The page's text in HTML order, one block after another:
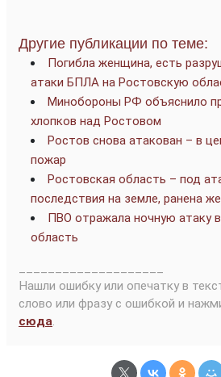
Другие публикации по теме:
Погибла женщина, есть
атаки БПЛА на Ростовскую
Минобороны РФ объяснило
хлопков над Ростовом
Ростов снова атакован – в
пожар
Ростовская область – под
последствия на земле, ранена
ПВО отражала ночную атаку
область
Нашли ошибку или опечатку в
слово или фразу с ошибкой и
сюда.